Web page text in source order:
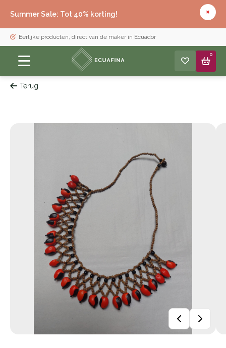
Summer Sale: Tot 40% korting!
Eerlijke producten, direct van de maker in Ecuador
0
Terug